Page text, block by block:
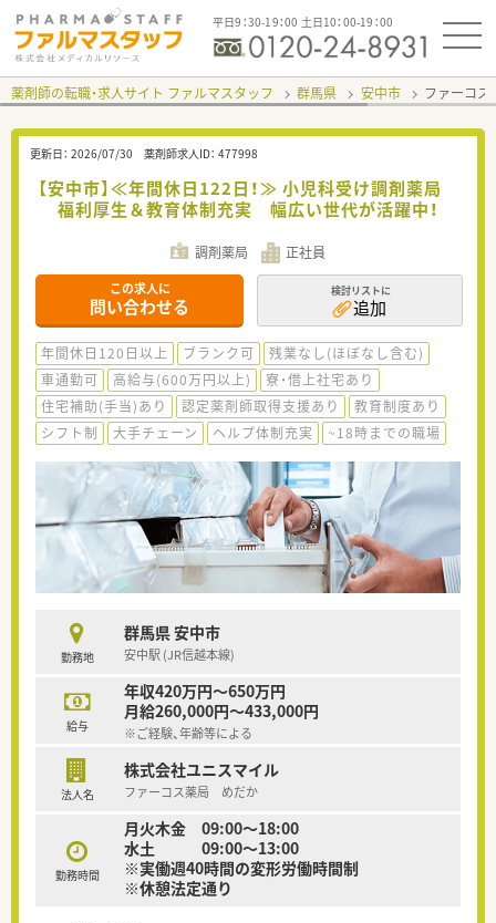
平日9：30-19：00 土日10：00-19：00
薬剤師の転職・求人サイト ファルマスタッフ 群馬県 安中市 ファーコ
更新日： 2026/07/30 薬剤師求人ID： 477998
【安中市】≪年間休日122日！≫ 小児科受け調剤薬局
福利厚生＆教育体制充実 幅広い世代が活躍中！
調剤薬局 正社員
この求人に
問い合わせる
検討リストに
追加
年間休日120日以上 ブランク可
残業なし(ほぼなし含む)
車通勤可
高給与(600万円以上)
寮・借上社宅あり
住宅補助(手当)あり
認定薬剤師取得支援あり
教育制度あり
シフト制
大手チェーン ヘルプ体制充実 ~18時までの職場
勤務地
群馬県 安中市
安中駅 (JR信越本線)
給与
年収420万円～650万円
月給260,000円～433,000円
※ご経験、年齢等による
法人名
株式会社ユニスマイル
ファーコス薬局 めだか
勤務時間
月火木金 09:00～18:00
水土 09:00～13:00
※実働週40時間の変形労働時間制
※休憩法定通り